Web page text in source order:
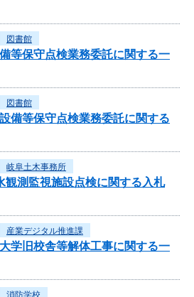
図書館
等保守点検業務委託に関する一
図書館
備等保守点検業務委託に関する
岐阜土木事務所
測監視施設点検に関する入札
産業デジタル推進課
学旧校舎等解体工事に関する一
消防学校